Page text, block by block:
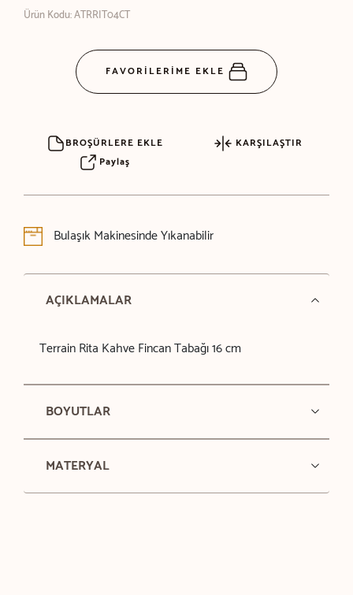
Ürün Kodu: ATRRIT04CT
FAVORİLERİME EKLE
BROŞÜRLERE EKLE
KARŞILAŞTIR
Paylaş
Bulaşık Makinesinde Yıkanabilir
AÇIKLAMALAR
Terrain Rita Kahve Fincan Tabağı 16 cm
BOYUTLAR
MATERYAL